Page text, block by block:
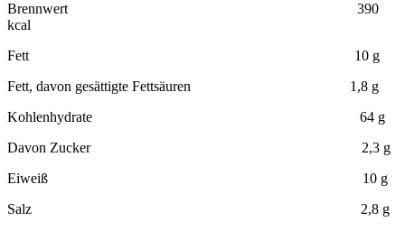
Brennwert 390
kcal
Fett 10 g
Fett, davon gesättigte Fettsäuren 1,8 g
Kohlenhydrate 64 g
Davon Zucker 2,3 g
Eiweiß 10 g
Salz 2,8 g